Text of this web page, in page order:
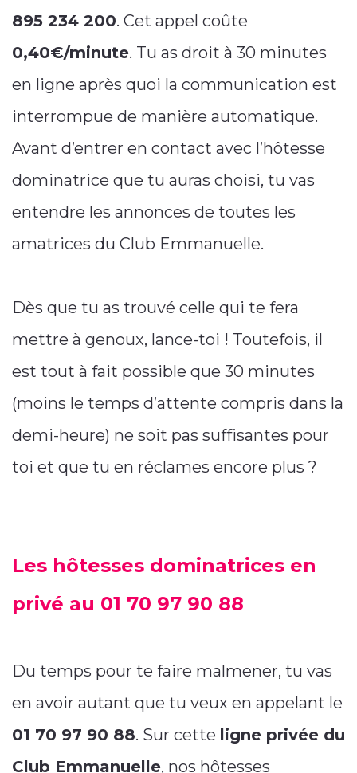
895 234 200. Cet appel coûte
0,40€/minute. Tu as droit à 30 minutes
en ligne après quoi la communication est
interrompue de manière automatique.
Avant d’entrer en contact avec l’hôtesse
dominatrice que tu auras choisi, tu vas
entendre les annonces de toutes les
amatrices du Club Emmanuelle.
Dès que tu as trouvé celle qui te fera
mettre à genoux, lance-toi ! Toutefois, il
est tout à fait possible que 30 minutes
(moins le temps d’attente compris dans la
demi-heure) ne soit pas suffisantes pour
toi et que tu en réclames encore plus ?
Les hôtesses dominatrices en
privé au 01 70 97 90 88
Du temps pour te faire malmener, tu vas
en avoir autant que tu veux en appelant le
01 70 97 90 88. Sur cette ligne privée du
Club Emmanuelle, nos hôtesses